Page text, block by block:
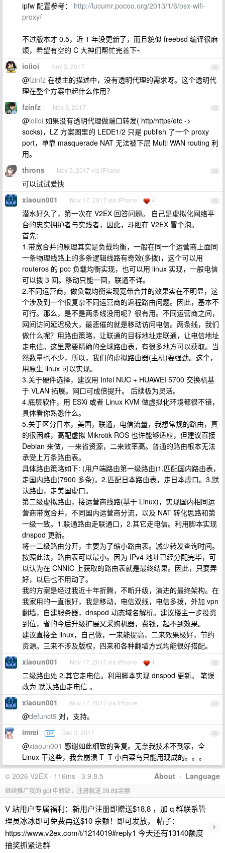
ipfw 配置参考： http://lucumr.pocoo.org/2013/1/6/osx-wifi-
proxy/
不过版本才 0.5，近 1 年没更新了，而且貌似 freebsd 编译很麻
烦，希望有空的 C 大神们帮忙完善下~
52
ioiioi Nov 3, 2017
@fzinfz 在楼主的描述中，没有透明代理的需求呀。这个透明代
理在整个方案中起什么作用？
53
fzinfz Nov 3, 2017
@ioiioi 如果没有透明代理做端口转发( http/https/etc ->
socks)，LZ 方案图里的 LEDE1/2 只是 publish 了一个 proxy
port，单靠 masquerade NAT 无法被下层 Multi WAN routing 利
用。
54
throns Nov 5, 2017 via iPhone
可以试试爱快
55
xiaoun001 Nov 17, 2017 via iPhone 4
潜水好久了，第一次在 V2EX 回答问题。 自己是虚拟化网络平
台的忠实拥护者与实践者，因此，斗胆在 V2EX 冒个泡。
首先:
1.带宽合并的原理其实是负载均衡，一般在同一个运营商上面同
一条物理线路上的多条逻辑线路有奇效(多拨)，这个可以用
routeros 的 pcc 负载均衡实现，也可以用 linux 实现，一般电信
可以拨 3 回。移动只能一回，联通不详。
2.不同运营商，做负载均衡实现宽带合并的效果实在不明显，这
个涉及到一个很复杂不同运营商的返程路由问题。因此，基本不
可行。那么，是不是两条线没用呢？很有用。不同运营商之间，
网间访问延迟极大，最悲催的就是移动访问电信。两条线，我们
做什么呢？用路由策略，让联通的目标地址走联通，让电信地址
走电信。这里需要精确的全球路由表，有很多地方可以获取。当
然数量也不少，所以，我们的虚拟路由器(主机)要强劲。这个，
用原生 linux 可以实现。
3.关于硬件选择，建议用 Intel NUC + HUAWEI 5700 交换机基
于 VLAN 拓展。网口可成倍提升。 后续极为灵活。
4.底层软件，用 ESXi 或者 Linux KVM 做虚拟化环境都很不错，
具体看你熟悉什么。
5.关于区分日本，美国，联通，电信流量，我想常规的路由，真
的很困难，高配虚拟 Mikrotik ROS 也许能够适应，但建议直接
Debian 来做，一来省资源，二来效率高。普通的路由根本无法
承受上万条路由表。
具体路由策略如下: (用户端路由第一级路由)1,匹配国内路由表，
走国内路由(7900 多条)。2.匹配日本路由表，走日本虚口。3,默
认路由，走美国虚口。
第二级虚拟路由，接运营商线路(基于 Linux)，实现国内相同运
营商带宽合并，不同国内运营商分流，以及 NAT 转化思路和第
一级一致。1.联通路由走联通口，2.其它走电信。利用脚本实现
dnspod 更新。
将一二级路由分开，主要为了缩小路由表。减少转发查询时间。
按照此法，路由表可以最小。因为 IPv4 地址已经分配完毕，可
以认为在 CNNIC 上获取的路由表就是最终结果。因此，只要弄
好，以后也不用动了。
我的方案是经过我近十年折腾，不断升级，演进的最终架构。在
我家用的一直很好，我是移动，电信双线，电信多拨，外加 vpn
翻墙，自建服务器，dnspod 动态域名解析。建议楼主一步投资
到位，省的今后升级扩展又采购机器，费钱，起不到效果。
建议直接全 linux，自己做，一来能提高，二来效果极好，节约
资源。三来不涉及版权，四来和各种翻墙方式均能很好搭配。
56
xiaoun001 Nov 17, 2017 via iPhone 1
二级路由处 2.其它走电信。利用脚本实现 dnspod 更新。 笔误
改为 默认路由走电信 。
57
xiaoun001 Nov 17, 2017 via iPhone
@defunct9 对，支持。
58
imrei OP Dec 3, 2017
@xiaoun001 感谢如此细致的答复。无奈我技术不到家，全
Linux 干这些，我会崩溃 T_T 小白菜鸟只能用现成的。。。
About · Language
© 2026 V2EX · 116ms · 3.9.8.5
继续推广我的 gpt 中转站，注册就送 28.8$余额
V 站用户专属福利：新用户注册即赠送$18,8 ，加 q 群联系管
理员冰冰即可免费再送$10 余额！即可发放， 帖子：
https://www.v2ex.com/t/1214019#reply1 今天还有13140额度
抽奖抓紧进群
›